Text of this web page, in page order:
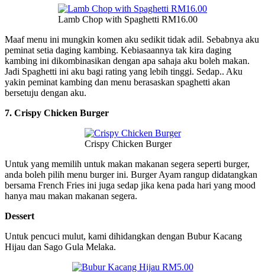
Lamb Chop with Spaghetti RM16.00
Maaf menu ini mungkin komen aku sedikit tidak adil. Sebabnya aku
peminat setia daging kambing. Kebiasaannya tak kira daging
kambing ini dikombinasikan dengan apa sahaja aku boleh makan.
Jadi Spaghetti ini aku bagi rating yang lebih tinggi. Sedap.. Aku
yakin peminat kambing dan menu berasaskan spaghetti akan
bersetuju dengan aku.
7. Crispy Chicken Burger
Crispy Chicken Burger
Untuk yang memilih untuk makan makanan segera seperti burger,
anda boleh pilih menu burger ini. Burger Ayam rangup didatangkan
bersama French Fries ini juga sedap jika kena pada hari yang mood
hanya mau makan makanan segera.
Dessert
Untuk pencuci mulut, kami dihidangkan dengan Bubur Kacang
Hijau dan Sago Gula Melaka.